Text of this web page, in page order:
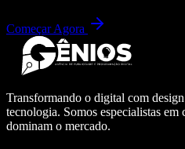
Começar Agora
Transformando o digital com
tecnologia. Somos especialistas em
dominam o mercado.